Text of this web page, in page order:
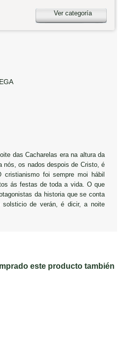
Ver categoría
das Cacharelas era na altura da
nós, os nados despois de Cristo, é
foi sempre moi hábil
ás festas de toda a vida. O que
da historia que se conta
de verán, é dicir, a noite
este producto también